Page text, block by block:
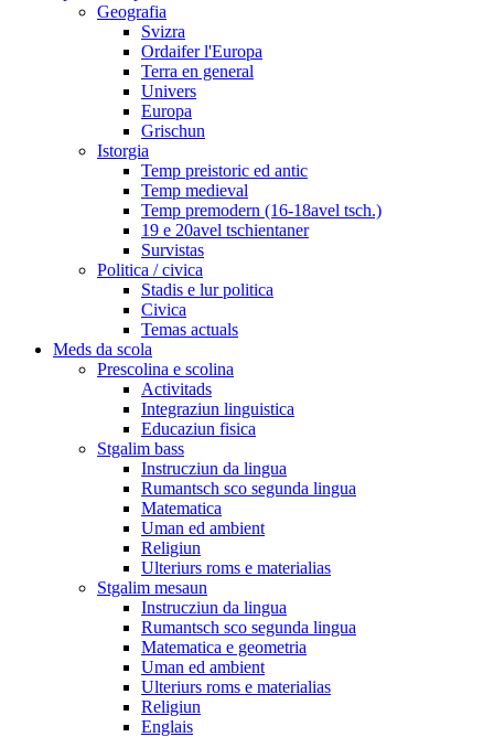
Geografia
Svizra
Ordaifer l'Europa
Terra en general
Univers
Europa
Grischun
Istorgia
Temp preistoric ed antic
Temp medieval
Temp premodern (16-18avel tsch.)
19 e 20avel tschientaner
Survistas
Politica / civica
Stadis e lur politica
Civica
Temas actuals
Meds da scola
Prescolina e scolina
Activitads
Integraziun linguistica
Educaziun fisica
Stgalim bass
Instrucziun da lingua
Rumantsch sco segunda lingua
Matematica
Uman ed ambient
Religiun
Ulteriurs roms e materialias
Stgalim mesaun
Instrucziun da lingua
Rumantsch sco segunda lingua
Matematica e geometria
Uman ed ambient
Ulteriurs roms e materialias
Religiun
Englais